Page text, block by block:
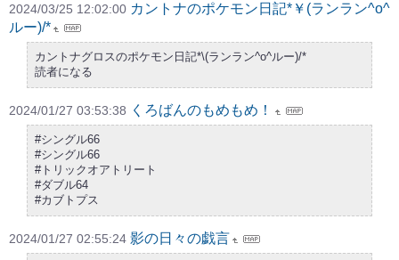
2024/03/25 12:02:00 カントナのポケモン日記*￥(ランラン^o^
ルー)/*
カントナグロスのポケモン日記*\(ランラン^o^ルー)/*
読者になる
2024/01/27 03:53:38 くろばんのもめもめ！
#シングル66
#シングル66
#トリックオアトリート
#ダブル64
#カブトプス
2024/01/27 02:55:24 影の日々の戯言